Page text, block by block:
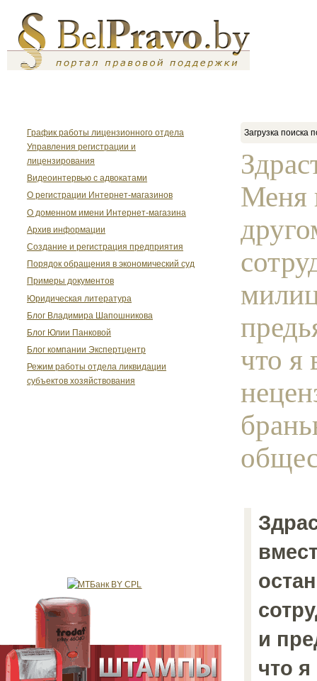
График работы лицензионного отдела
Управления регистрации и
лицензирования
Видеоинтервью с адвокатами
О регистрации Интернет-магазинов
О доменном имени Интернет-магазина
Архив информации
Создание и регистрация предприятия
Порядок обращения в экономический суд
Примеры документов
Юридическая литература
Блог Владимира Шапошникова
Блог Юлии Панковой
Блог компании Экспертцентр
Режим работы отдела ликвидации
субъектов хозяйствования
Загрузка поиска
Меня
что я
и
что